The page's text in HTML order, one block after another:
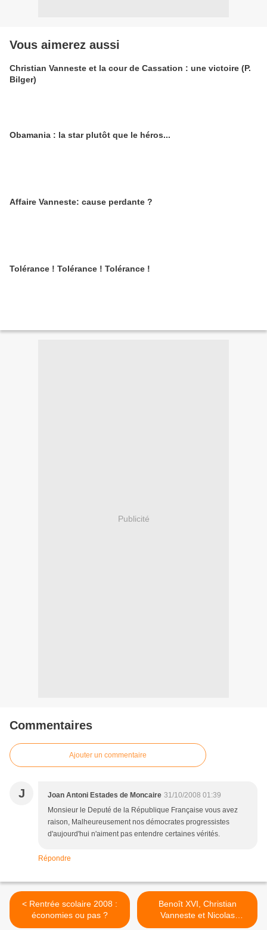
Vous aimerez aussi
Christian Vanneste et la cour de Cassation : une victoire (P.
Bilger)
Obamania : la star plutôt que le héros...
Affaire Vanneste: cause perdante ?
Tolérance ! Tolérance ! Tolérance !
Publicité
Commentaires
Ajouter un commentaire
J Joan Antoni Estades de Moncaire 31/10/2008 01:39
Monsieur le Deputé de la République Française vous avez
raison, Malheureusement nos démocrates progressistes
d'aujourd'hui n'aiment pas entendre certaines vérités.
Répondre
< Rentrée scolaire 2008 :
économies ou pas ?
Benoît XVI, Christian
Vanneste et Nicolas
Sarkozy >